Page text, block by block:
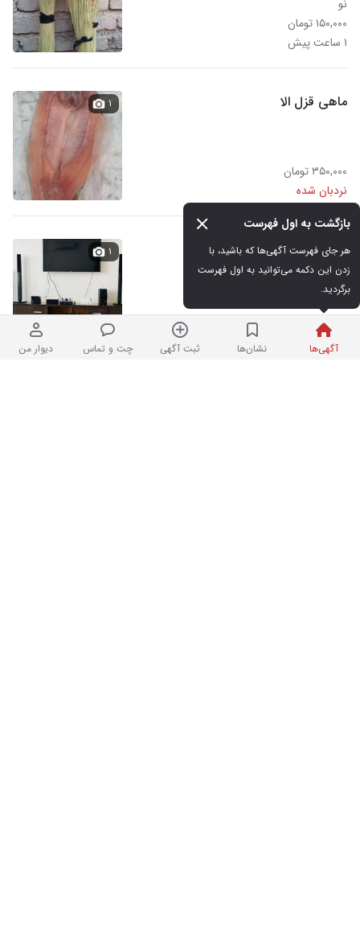
آگهی‌ها
بازگشت به اول فهرست
برگردید.
نشان‌ها ثبت آگهی چت و تماس دیوار من
نو
۱۵۰,۰۰۰ تومان
۱ ساعت پیش
ماهی قزل الا
۳۵۰,۰۰۰ تومان
نردبان شده
۱
میزتلویزیون
در حد نو
۳,۰۰۰,۰۰۰ تومان
۱